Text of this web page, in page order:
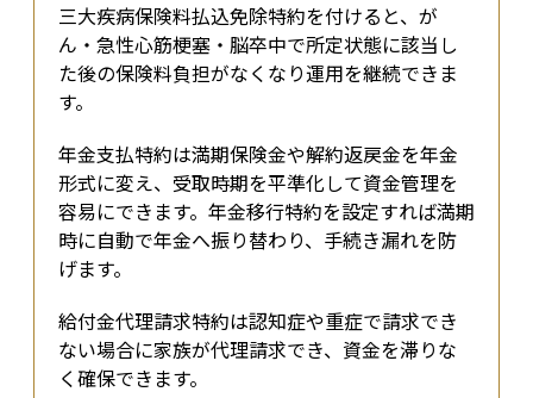
三大疾病保険料払込免除特約を付けると、が
ん・急性心筋梗塞・脳卒中で所定状態に該当し
た後の保険料負担がなくなり運用を継続できま
す。
年金支払特約は満期保険金や解約返戻金を年金
形式に変え、受取時期を平準化して資金管理を
容易にできます。年金移行特約を設定すれば満期
時に自動で年金へ振り替わり、手続き漏れを防
げます。
給付金代理請求特約は認知症や重症で請求でき
ない場合に家族が代理請求でき、資金を滞りな
く確保できます。